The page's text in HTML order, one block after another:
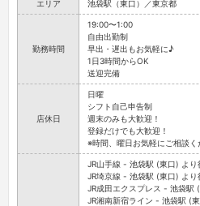
エリア 池袋駅（東口）／東京都
勤務時間
19:00〜1:00
自由出勤制
早出・遅出もお気軽に♪
1日3時間からOK
送迎完備
店休日
日曜
シフト自己申告制
週末のみも大歓迎！
登録だけでも大歓迎！
※時間、曜日お気軽にご相談
JR山手線 - 池袋駅 (東口) より
JR埼京線 - 池袋駅 (東口) より
JR成田エクスプレス - 池袋駅
JR湘南新宿ライン - 池袋駅 (